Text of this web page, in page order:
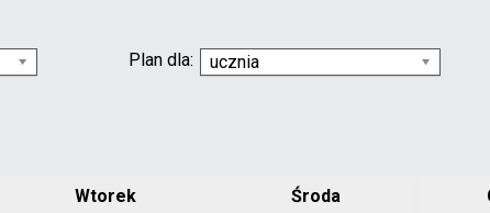
Plan dla: ucznia
Wtorek Środa